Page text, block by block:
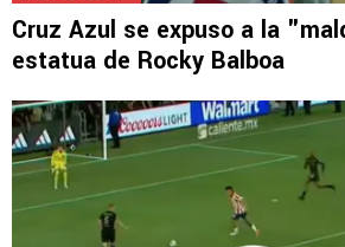
Cruz Azul se expuso a la
estatua de Rocky Balboa